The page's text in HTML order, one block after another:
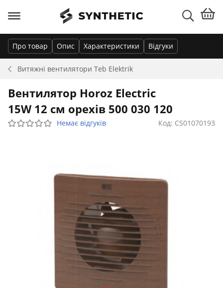
Витяжні вентилятори Teb Elektrik
Про товар Опис Характеристики Відгуки
Вентилятор Horoz Electric
15W 12 см орехів 500 030 120
Немає відгуків Код: CS01070193